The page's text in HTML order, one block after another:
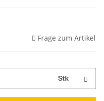
Frage zum Artikel
Stk